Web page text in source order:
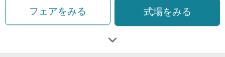
フェアをみる 式場をみる